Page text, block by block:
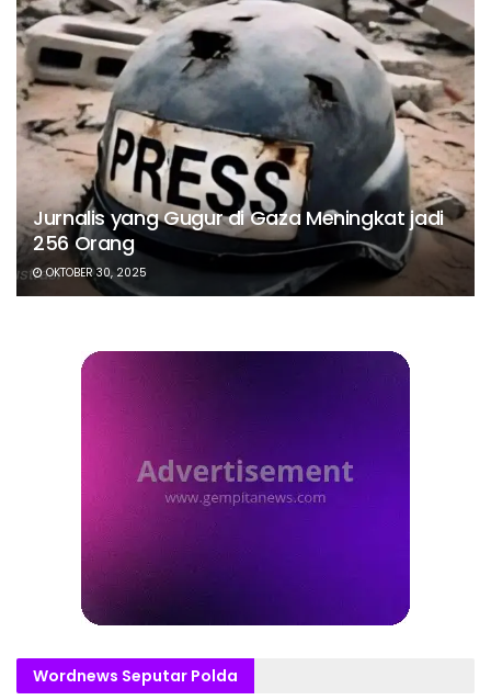
Jurnalis yang Gugur di Gaza Meningkat jadi
256 Orang
OKTOBER 30, 2025
Wordnews Seputar Polda